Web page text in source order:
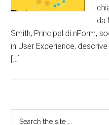
da
Smith, Principal di nForm,
in User Experience,
[…]